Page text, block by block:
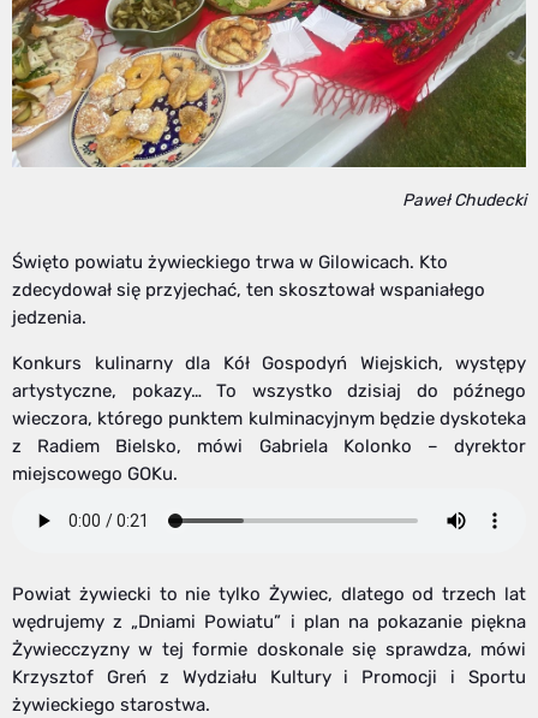
Paweł Chudecki
Święto powiatu żywieckiego trwa w Gilowicach. Kto
zdecydował się przyjechać, ten skosztował wspaniałego
jedzenia.
Konkurs kulinarny dla Kół Gospodyń Wiejskich, występy
artystyczne, pokazy… To wszystko dzisiaj do późnego
wieczora, którego punktem kulminacyjnym będzie dyskoteka
z Radiem Bielsko, mówi Gabriela Kolonko – dyrektor
miejscowego GOKu.
Powiat żywiecki to nie tylko Żywiec, dlatego od trzech lat
wędrujemy z „Dniami Powiatu” i plan na pokazanie piękna
Żywiecczyzny w tej formie doskonale się sprawdza, mówi
Krzysztof Greń z Wydziału Kultury i Promocji i Sportu
żywieckiego starostwa.